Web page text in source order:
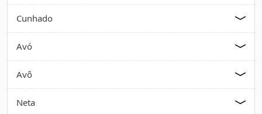
Cunhado
Avó
Avô
Neta